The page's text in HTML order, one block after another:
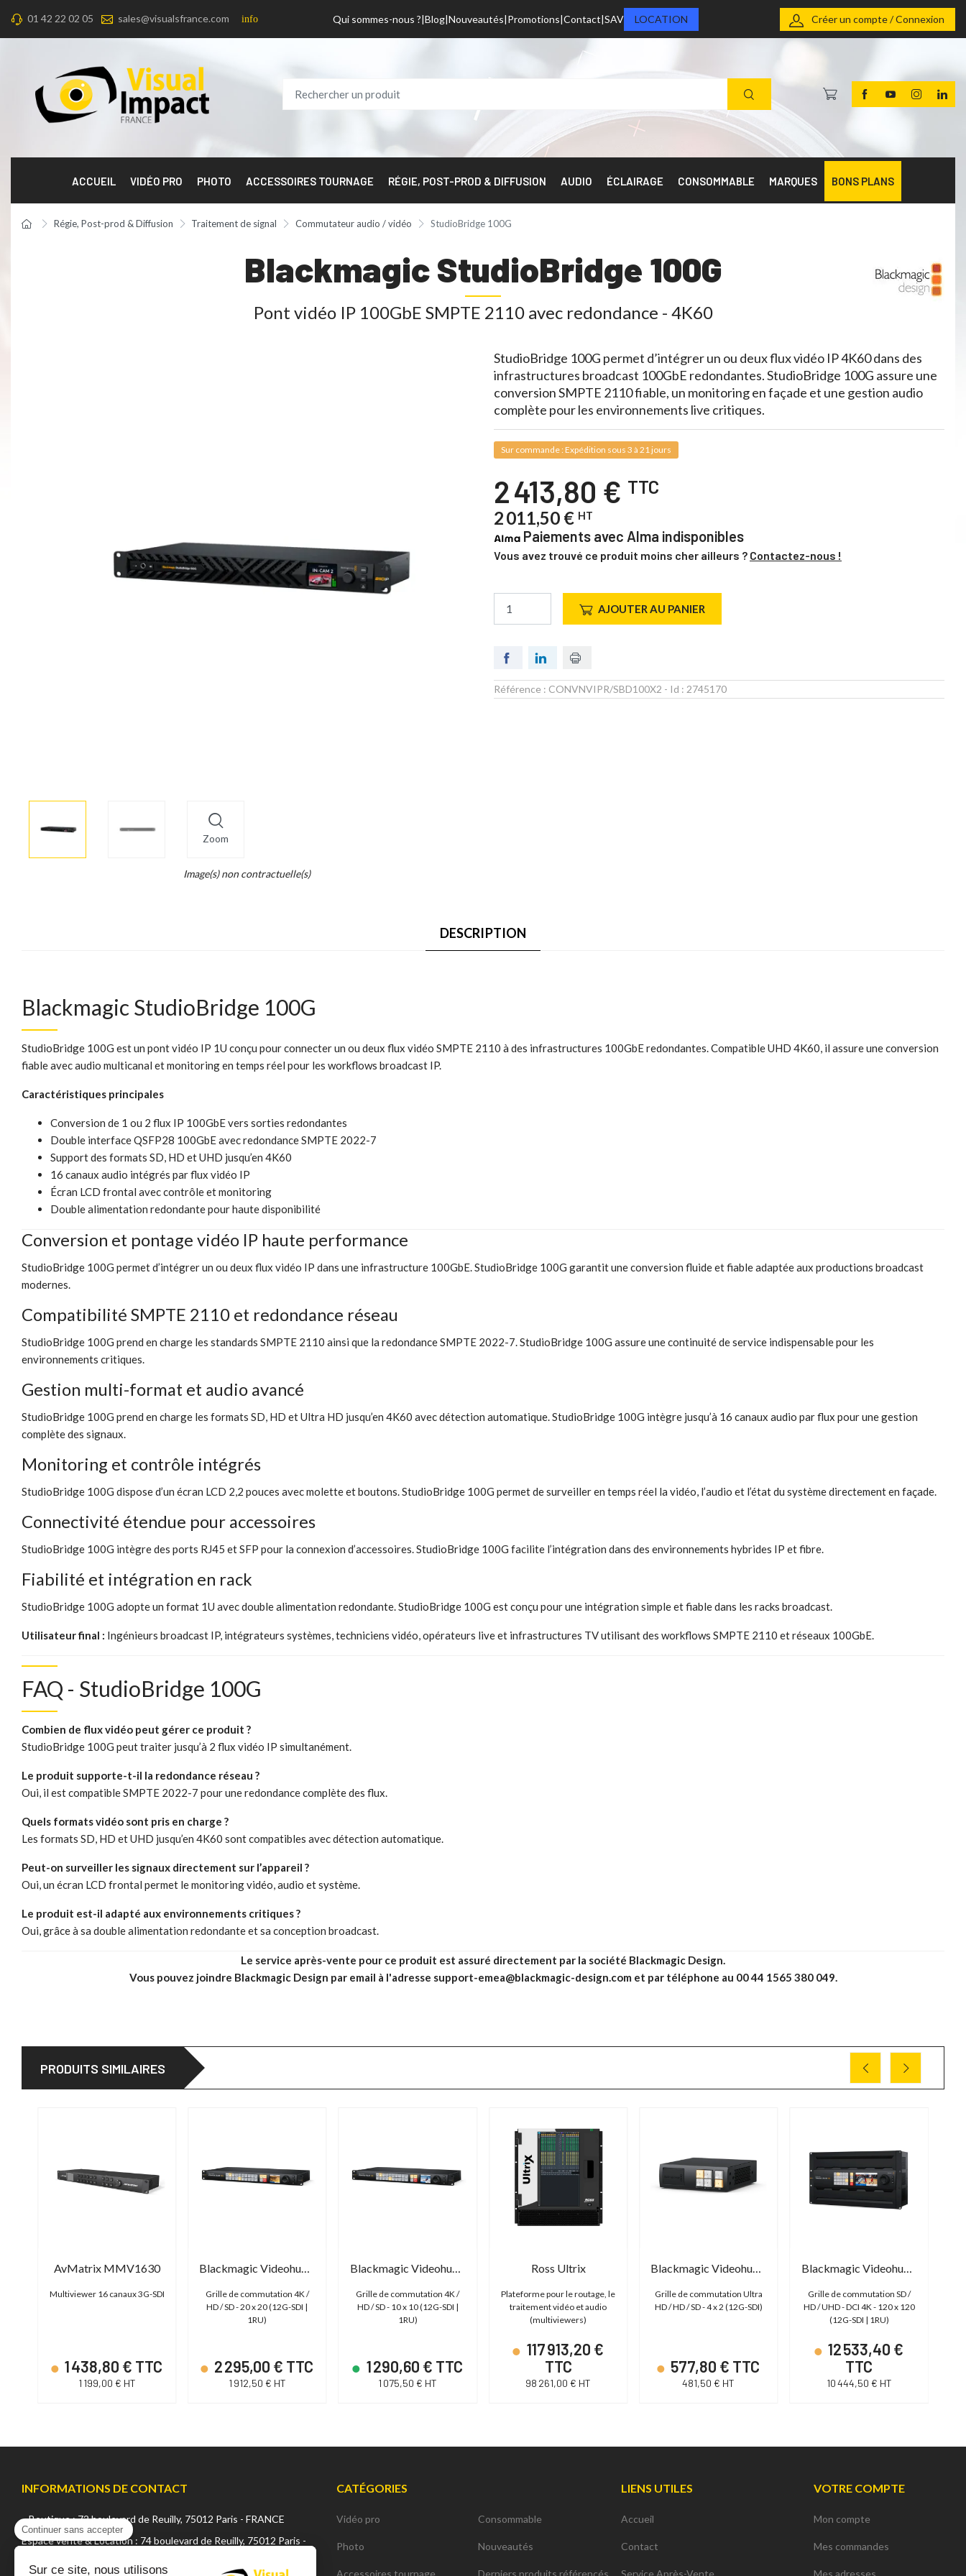
01 42 22 02 05 sales@visualsfrance.com info Qui sommes-nous ? Blog Nouveautés Promotions Contact SAV LOCATION Créer un compte / Connexion
ACCUEIL VIDÉO PRO PHOTO ACCESSOIRES TOURNAGE RÉGIE, POST-PROD & DIFFUSION AUDIO ÉCLAIRAGE CONSOMMABLE MARQUES BONS PLANS
Régie, Post-prod & Diffusion Traitement de signal Commutateur audio / vidéo StudioBridge 100G
Blackmagic StudioBridge 100G
Pont vidéo IP 100GbE SMPTE 2110 avec redondance - 4K60
Zoom
More
Image(s) non contractuelle(s)
StudioBridge 100G permet d’intégrer un ou deux flux vidéo IP 4K60 dans des
infrastructures broadcast 100GbE redondantes. StudioBridge 100G assure une
conversion SMPTE 2110 fiable, un monitoring en façade et une gestion audio
complète pour les environnements live critiques.
Sur commande : Expédition sous 3 à 21 jours
2 413,80 € TTC
2 011,50 € HT
Paiements avec Alma indisponibles
Vous avez trouvé ce produit moins cher ailleurs ? Contactez-nous !
AJOUTER AU PANIER
Référence : CONVNVIPR/SBD100X2 - Id : 2745170
DESCRIPTION
Blackmagic StudioBridge 100G
StudioBridge 100G est un pont vidéo IP 1U conçu pour connecter un ou deux flux vidéo SMPTE 2110 à des infrastructures 100GbE redondantes. Compatible UHD 4K60, il assure une conversion
fiable avec audio multicanal et monitoring en temps réel pour les workflows broadcast IP.
Caractéristiques principales
Conversion de 1 ou 2 flux IP 100GbE vers sorties redondantes
Double interface QSFP28 100GbE avec redondance SMPTE 2022-7
Support des formats SD, HD et UHD jusqu’en 4K60
16 canaux audio intégrés par flux vidéo IP
Écran LCD frontal avec contrôle et monitoring
Double alimentation redondante pour haute disponibilité
Conversion et pontage vidéo IP haute performance
StudioBridge 100G permet d’intégrer un ou deux flux vidéo IP dans une infrastructure 100GbE. StudioBridge 100G garantit une conversion fluide et fiable adaptée aux productions broadcast
modernes.
Compatibilité SMPTE 2110 et redondance réseau
StudioBridge 100G prend en charge les standards SMPTE 2110 ainsi que la redondance SMPTE 2022-7. StudioBridge 100G assure une continuité de service indispensable pour les
environnements critiques.
Gestion multi-format et audio avancé
StudioBridge 100G prend en charge les formats SD, HD et Ultra HD jusqu’en 4K60 avec détection automatique. StudioBridge 100G intègre jusqu’à 16 canaux audio par flux pour une gestion
complète des signaux.
Monitoring et contrôle intégrés
StudioBridge 100G dispose d’un écran LCD 2,2 pouces avec molette et boutons. StudioBridge 100G permet de surveiller en temps réel la vidéo, l’audio et l’état du système directement en façade.
Connectivité étendue pour accessoires
StudioBridge 100G intègre des ports RJ45 et SFP pour la connexion d’accessoires. StudioBridge 100G facilite l’intégration dans des environnements hybrides IP et fibre.
Fiabilité et intégration en rack
StudioBridge 100G adopte un format 1U avec double alimentation redondante. StudioBridge 100G est conçu pour une intégration simple et fiable dans les racks broadcast.
Utilisateur final : Ingénieurs broadcast IP, intégrateurs systèmes, techniciens vidéo, opérateurs live et infrastructures TV utilisant des workflows SMPTE 2110 et réseaux 100GbE.
FAQ - StudioBridge 100G
Combien de flux vidéo peut gérer ce produit ?
StudioBridge 100G peut traiter jusqu’à 2 flux vidéo IP simultanément.
Le produit supporte-t-il la redondance réseau ?
Oui, il est compatible SMPTE 2022-7 pour une redondance complète des flux.
Quels formats vidéo sont pris en charge ?
Les formats SD, HD et UHD jusqu’en 4K60 sont compatibles avec détection automatique.
Peut-on surveiller les signaux directement sur l’appareil ?
Oui, un écran LCD frontal permet le monitoring vidéo, audio et système.
Le produit est-il adapté aux environnements critiques ?
Oui, grâce à sa double alimentation redondante et sa conception broadcast.
Le service après-vente pour ce produit est assuré directement par la société Blackmagic Design.
Vous pouvez joindre Blackmagic Design par email à l'adresse support-emea@blackmagic-design.com et par téléphone au 00 44 1565 380 049.
PRODUITS SIMILAIRES
AvMatrix MMV1630
Multiviewer 16 canaux 3G-SDI
1 438,80 € TTC
1 199,00 € HT
Blackmagic Videohub 20x20 12G
Grille de commutation 4K /
HD / SD - 20 x 20 (12G-SDI |
1RU)
2 295,00 € TTC
1 912,50 € HT
Blackmagic Videohub 10x10 12G
Grille de commutation 4K /
HD / SD - 10 x 10 (12G-SDI |
1RU)
1 290,60 € TTC
1 075,50 € HT
Ross Ultrix
Plateforme pour le routage, le
traitement vidéo et audio
(multiviewers)
117 913,20 €
TTC
98 261,00 € HT
Blackmagic Videohub Mini 4x2 12G
Grille de commutation Ultra
HD / HD / SD - 4 x 2 (12G-SDI)
577,80 € TTC
481,50 € HT
Blackmagic Videohub 120x120 12G
Grille de commutation SD /
HD / UHD - DCI 4K - 120 x 120
(12G-SDI | 1RU)
12 533,40 €
TTC
10 444,50 € HT
INFORMATIONS DE CONTACT
Boutique : 72 boulevard de Reuilly, 75012 Paris - FRANCE
Espace vente & Location : 74 boulevard de Reuilly, 75012 Paris -
CATÉGORIES
Vidéo pro
Photo
Consommable
Nouveautés
LIENS UTILES
Accueil
Contact
VOTRE COMPTE
Mon compte
Mes commandes
Continuer sans accepter
Sur ce site, nous utilisons